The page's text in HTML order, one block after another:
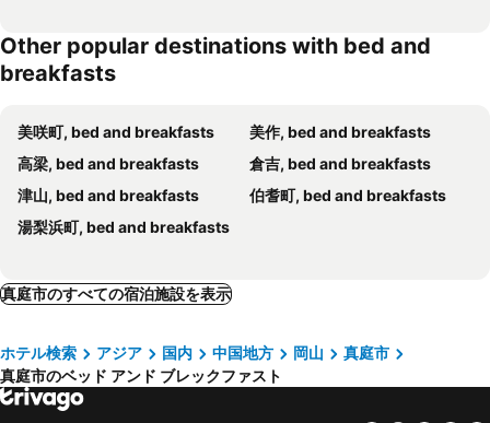
Other popular destinations with bed and
breakfasts
美咲町, bed and breakfasts
美作, bed and breakfasts
高梁, bed and breakfasts
倉吉, bed and breakfasts
津山, bed and breakfasts
伯耆町, bed and breakfasts
湯梨浜町, bed and breakfasts
真庭市のすべての宿泊施設を表示
ホテル検索 アジア 国内 中国地方 岡山
真庭市
真庭市のベッド アンド ブレックファスト